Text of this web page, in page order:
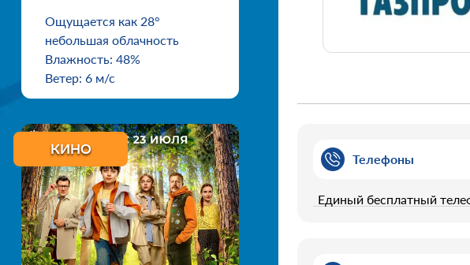
Ощущается как 28°
небольшая облачность
Влажность: 48%
Ветер: 6 м/с
КИНО
Телефоны
Единый бесплатный